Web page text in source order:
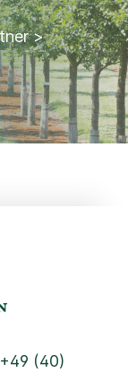
>
(40)